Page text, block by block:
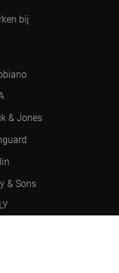
bij
& Jones
& Sons